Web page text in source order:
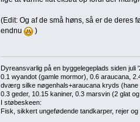
(Edit: Og af de små høns, så er de deres
endnu
)
Dyreansvarlig på en byggelegeplads siden juli
0.1 wyandot (gamle mormor), 0.6 araucana,
dværg silke nøgenhals+araucana kryds
0.3 geder, 10.15 kaniner, 0.3 marsvin (2 glat
I støbeskeen:
Fisk, sikkert ungefødende tandkarper, rejer